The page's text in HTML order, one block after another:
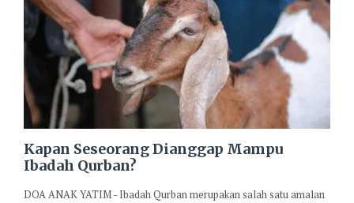
Kapan Seseorang Dianggap Mampu
Ibadah Qurban?
DOA ANAK YATIM - Ibadah Qurban merupakan salah satu amalan